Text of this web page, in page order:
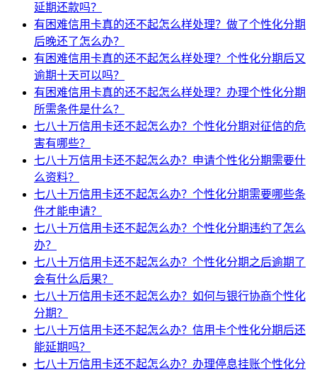
延期还款吗？
有困难信用卡真的还不起怎么样处理？做了个性化分期
后晚还了怎么办？
有困难信用卡真的还不起怎么样处理？个性化分期后又
逾期十天可以吗？
有困难信用卡真的还不起怎么样处理？办理个性化分期
所需条件是什么？
七八十万信用卡还不起怎么办？个性化分期对征信的危
害有哪些？
七八十万信用卡还不起怎么办？申请个性化分期需要什
么资料？
七八十万信用卡还不起怎么办？个性化分期需要哪些条
件才能申请？
七八十万信用卡还不起怎么办？个性化分期违约了怎么
办？
七八十万信用卡还不起怎么办？个性化分期之后逾期了
会有什么后果？
七八十万信用卡还不起怎么办？如何与银行协商个性化
分期？
七八十万信用卡还不起怎么办？信用卡个性化分期后还
能延期吗？
七八十万信用卡还不起怎么办？办理停息挂账个性化分